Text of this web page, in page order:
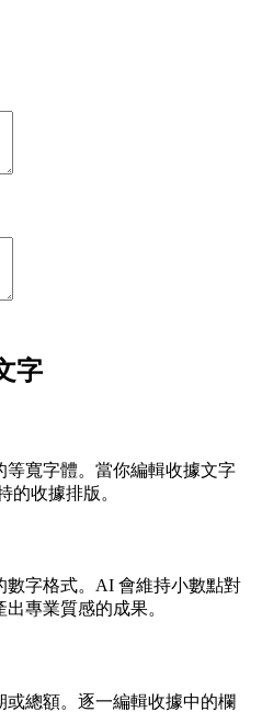
字
寬字體。當你編輯收據文字
的收據排版。
數字格式。AI 會維持小數點對
專業質感的成果。
總額。逐一編輯收據中的欄